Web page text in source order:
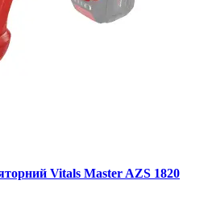
Vitals Master AZS 1820